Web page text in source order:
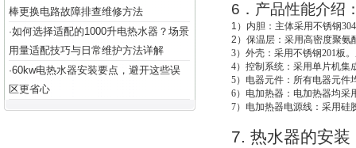
棒更换电路故障排查维修方法
·如何选择适配的1000升电热水器？场景
用量适配技巧与日常维护方法详解
·60kw电热水器安装要点，避开这些误
区更省心
6 ．产品性能介绍
1 ） 内胆：主体采用不锈钢
2 ） 保温层：采用高密度聚氨
3）外壳：采用不锈钢201板
4）控制系统：采用单片机集
5）电器元件：所有电器元件
6）电加热器：电加热器均采
7）电加热器电源线：采用硅
7. 热水器的安装